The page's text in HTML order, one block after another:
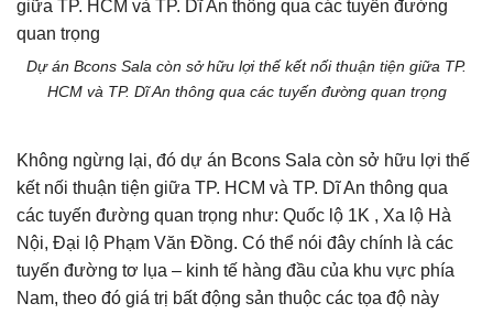
Dự án Bcons Sala còn sở hữu lợi thế kết nối thuận tiện giữa TP.
HCM và TP. Dĩ An thông qua các tuyến đường quan trọng
Không ngừng lại, đó dự án Bcons Sala còn sở hữu lợi thế
kết nối thuận tiện giữa TP. HCM và TP. Dĩ An thông qua
các tuyến đường quan trọng như: Quốc lộ 1K , Xa lộ Hà
Nội, Đại lộ Phạm Văn Đồng. Có thể nói đây chính là các
tuyến đường tơ lụa – kinh tế hàng đầu của khu vực phía
Nam, theo đó giá trị bất động sản thuộc các tọa độ này